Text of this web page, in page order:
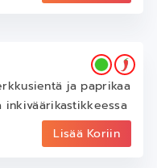
ja paprikaa
Lisää Koriin